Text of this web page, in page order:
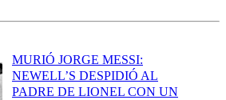
MURIÓ JORGE MESSI:
NEWELL’S DESPIDIÓ AL
PADRE DE LIONEL CON UN